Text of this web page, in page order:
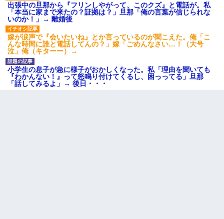
出張中の旦那から『フリンしやがって、このクズ』と電話が。私
「本当に家まで来たの？証拠は？」旦那「俺の言葉が信じられな
いのか！」→ 離婚後
嫁が涙声で『会いたいね』とか言っているのが聞こえた。俺「こ
んな時間に誰と電話してんの？」嫁「ごめんなさい…！（大号
泣」俺（キターー）→
小学生の息子が急に様子がおかしくなった。私「理由を聞いても
『わかんない！』って怒鳴り付けてくるし、困っってる」旦那
「話してみるよ」→ 後日・・・